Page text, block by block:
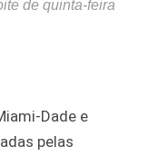
de quinta-feira
Dade e
pelas